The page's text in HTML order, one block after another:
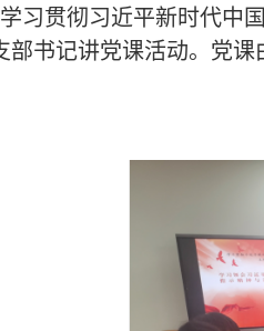
习贯彻习近平新时代中
部书记讲党课活动。党